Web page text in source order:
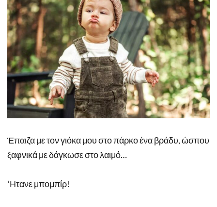
Έπαιζα με τον γιόκα μου στο πάρκο ένα βράδυ, ώσπου
ξαφνικά με δάγκωσε στο λαιμό…
‘Ητανε μπομπίρ!